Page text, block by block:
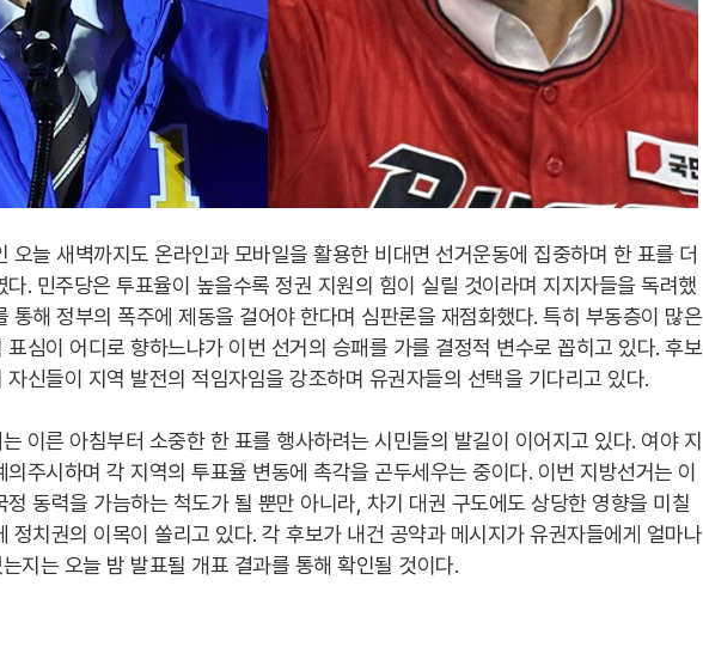
오늘 새벽까지도 온라인과 모바일을 활용한 비대면 선거운동에 집중하며 한 표를 더
다. 민주당은 투표율이 높을수록 정권 지원의 힘이 실릴 것이라며 지지자들을 독려했
통해 정부의 폭주에 제동을 걸어야 한다며 심판론을 재점화했다. 특히 부동층이 많은
심이 어디로 향하느냐가 이번 선거의 승패를 가를 결정적 변수로 꼽히고 있다. 후보
신들이 지역 발전의 적임자임을 강조하며 유권자들의 선택을 기다리고 있다.
이른 아침부터 소중한 한 표를 행사하려는 시민들의 발길이 이어지고 있다. 여야 지
주시하며 각 지역의 투표율 변동에 촉각을 곤두세우는 중이다. 이번 지방선거는 이
동력을 가늠하는 척도가 될 뿐만 아니라, 차기 대권 구도에도 상당한 영향을 미칠
정치권의 이목이 쏠리고 있다. 각 후보가 내건 공약과 메시지가 유권자들에게 얼마나
지는 오늘 밤 발표될 개표 결과를 통해 확인될 것이다.